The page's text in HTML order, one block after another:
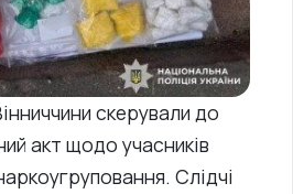
скерували до
акт щодо учасників
Слідчі